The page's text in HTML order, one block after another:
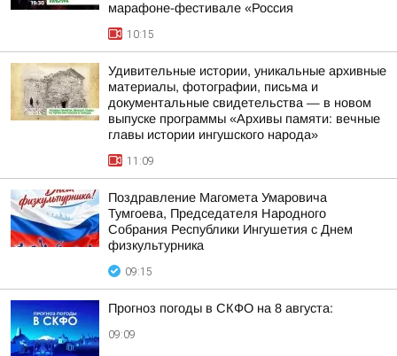
марафоне-фестивале «Россия
10:15
Удивительные истории, уникальные архивные
материалы, фотографии, письма и
документальные свидетельства — в новом
выпуске программы «Архивы памяти: вечные
главы истории ингушского народа»
11:09
Поздравление Магомета Умаровича
Тумгоева, Председателя Народного
Собрания Республики Ингушетия с Днем
физкультурника
09:15
Прогноз погоды в СКФО на 8 августа:
09:09